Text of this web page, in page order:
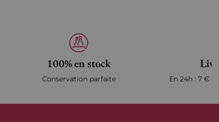
100% en stock
Conservation parfaite En 24h : 7 €